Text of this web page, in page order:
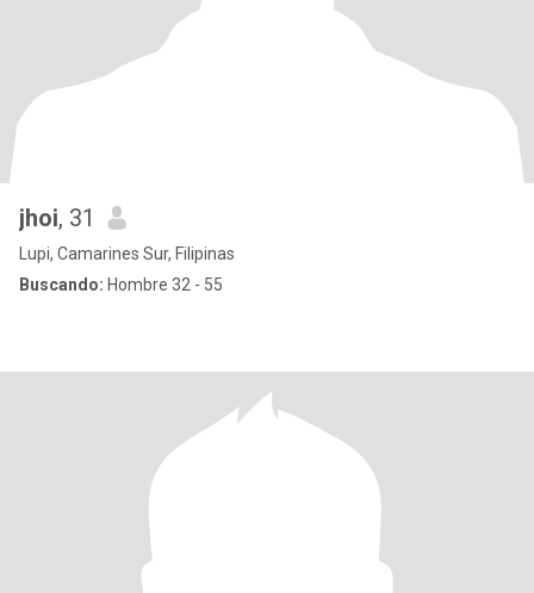
jhoi, 31
Lupi, Camarines Sur, Filipinas
Buscando: Hombre 32 - 55